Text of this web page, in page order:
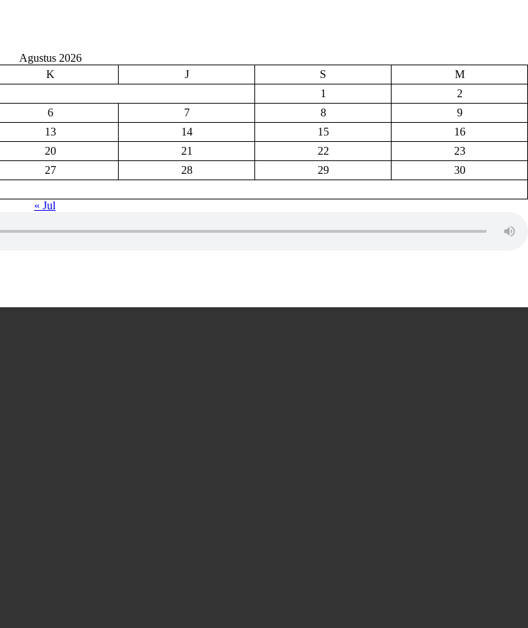
yang
Siap
Tantangan
Masa
Depan
Agustus 2026
K J S
M
1
2
6 7 8
9
13 14 15
16
20 21 22
23
27 28 29
30
« Jul